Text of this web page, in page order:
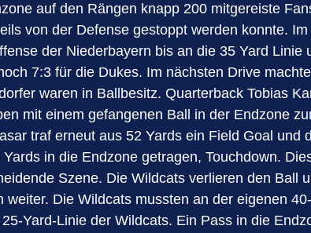
auf den Rängen knapp 200 mitgereiste
von der Defense gestoppt werden konnte.
der Niederbayern bis an die 35 Yard Linie
7:3 für die Dukes. Im nächsten Drive
waren in Ballbesitz. Quarterback Tobias
mit einem gefangenen Ball in der Endzone
traf erneut aus 52 Yards ein Field Goal
in die Endzone getragen, Touchdown.
Szene. Die Wildcats verlieren den Ball
Die Wildcats mussten an der eigenen
Yard-Linie der Wildcats. Ein Pass in die